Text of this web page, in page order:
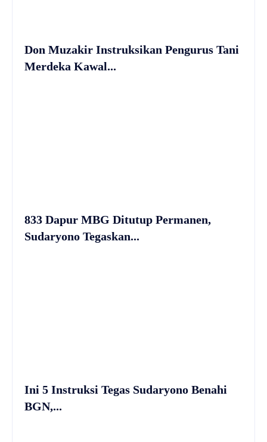
Don Muzakir Instruksikan Pengurus Tani
Merdeka Kawal...
833 Dapur MBG Ditutup Permanen,
Sudaryono Tegaskan...
Ini 5 Instruksi Tegas Sudaryono Benahi
BGN,...